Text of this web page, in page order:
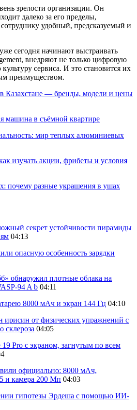
зрелости организации. Он
далеко за его пределы,
удобный, предсказуемый и
сегодня начинают выстраивать
внедряют не только цифровую
сервиса. И это становится их
преимуществом.
Казахстане — бренды, модели и цены
машина в съёмной квартире
мир теплых алюминиевых
изучать акции, фрибеты и условия
почему разные украшения в ушах
секрет устойчивости пирамиды
04:13
опасную особенность зарядки
обнаружил плотные облака на
94 A b 04:11
8000 мАч и экран 144 Гц 04:10
ирисин от физических упражнений с
склероза 04:05
19 Pro с экраном, загнутым по всем
официально: 8000 мАч,
и камера 200 Мп 04:03
гипотезы Эрдеша с помощью ИИ-